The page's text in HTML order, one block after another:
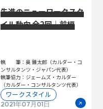
先進のニューワークスタ
イル動向 全2回｜前編
執 筆：奥 錬太郎（カルダー・コ
ンサルタンツ・ジャパン代表）
執筆協力：ジェームズ・カルダー
（カルダー・コンサルタンツ代表）
2021年07月01日
ワークスタイル